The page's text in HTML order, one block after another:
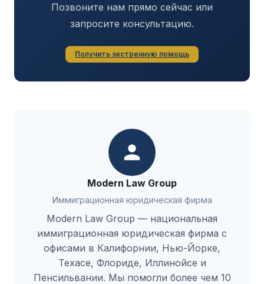
Позвоните нам прямо сейчас или
запросите консультацию.
Получить экстренную помощь
Modern Law Group
Иммиграционная юридическая фирма
Modern Law Group — национальная
иммиграционная юридическая фирма с
офисами в Калифорнии, Нью-Йорке,
Техасе, Флориде, Иллинойсе и
Пенсильвании. Мы помогли более чем 10